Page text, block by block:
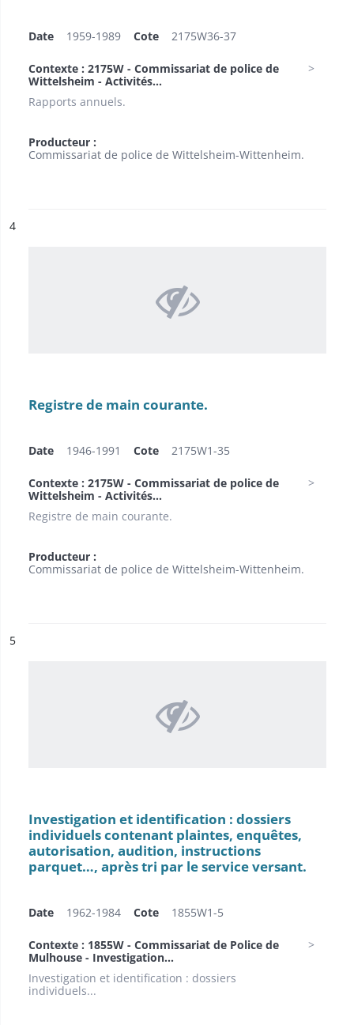
Date 1959-1989 Cote 2175W36-37
Contexte : 2175W - Commissariat de police de
Wittelsheim - Activités...
Rapports annuels.
Producteur :
Commissariat de police de Wittelsheim-Wittenheim.
n°
4
Registre de main courante.
Date 1946-1991 Cote 2175W1-35
Contexte : 2175W - Commissariat de police de
Wittelsheim - Activités...
Registre de main courante.
Producteur :
Commissariat de police de Wittelsheim-Wittenheim.
n°
5
Investigation et identification : dossiers
individuels contenant plaintes, enquêtes,
autorisation, audition, instructions
parquet…, après tri par le service versant.
Date 1962-1984 Cote 1855W1-5
Contexte : 1855W - Commissariat de Police de
Mulhouse - Investigation...
Investigation et identification : dossiers
individuels...